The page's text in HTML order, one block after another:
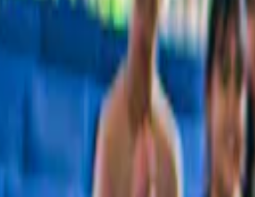
gasten over de hele wereld
ons vertrouwen